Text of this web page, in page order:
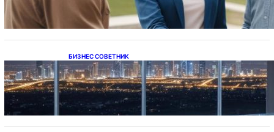
БИЗНЕС СОВЕТНИК
Каталог светодиодных светильников и
LED-освещения в Казахстане